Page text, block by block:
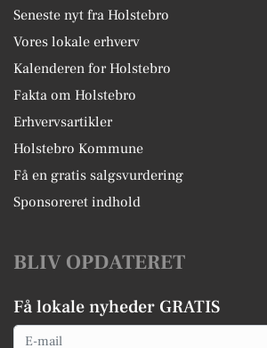
Seneste nyt fra Holstebro
Vores lokale erhverv
Kalenderen for Holstebro
Fakta om Holstebro
Erhvervsartikler
Holstebro Kommune
Få en gratis salgsvurdering
Sponsoreret indhold
BLIV OPDATERET
Få lokale nyheder GRATIS
Email